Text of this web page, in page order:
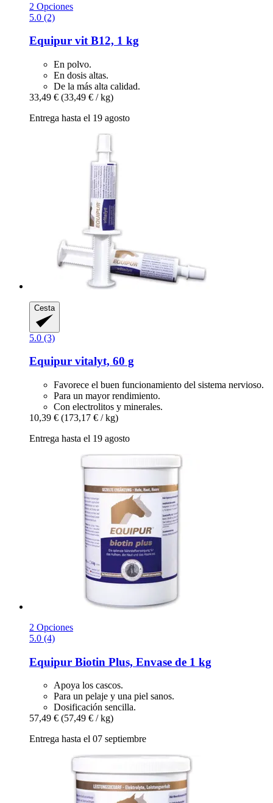
2 Opciones
5.0 (2)
Equipur vit B12, 1 kg
En polvo.
En dosis altas.
De la más alta calidad.
33,49 € (33,49 € / kg)
Entrega hasta el 19 agosto
Cesta
5.0 (3)
Equipur vitalyt, 60 g
Favorece el buen funcionamiento del sistema nervioso.
Para un mayor rendimiento.
Con electrolitos y minerales.
10,39 € (173,17 € / kg)
Entrega hasta el 19 agosto
2 Opciones
5.0 (4)
Equipur Biotin Plus, Envase de 1 kg
Apoya los cascos.
Para un pelaje y una piel sanos.
Dosificación sencilla.
57,49 € (57,49 € / kg)
Entrega hasta el 07 septiembre